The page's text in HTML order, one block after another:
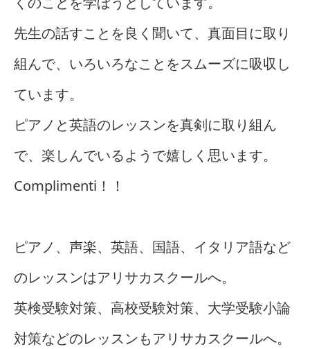
先生の話すことを良く聞いて、真面目に取り
組んで、いろいろなことをスムーズに吸収し
ています。
ピアノと英語のレッスンを真剣に取り組ん
で、楽しんでいるようで嬉しく思います。
Complimenti！！
ピアノ、声楽、英語、国語、イタリア語など
のレッスンはアリサカスクールへ。
英検受験対策、高校受験対策、大学受験小論
対策などのレッスンもアリサカスクールへ。